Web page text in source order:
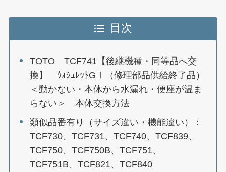
目次
TOTO TCF741【後継機種・同等品へ交
換】 ｳｫｼｭﾚｯﾄGⅠ（修理部品供給終了品）
＜動かない・本体から水漏れ・便座が温ま
らない＞ 本体交換方法
類似品番有り（サイズ違い・機能違い）：
TCF730、TCF731、TCF740、TCF839、
TCF750、TCF750B、TCF751、
TCF751B、TCF821、TCF840